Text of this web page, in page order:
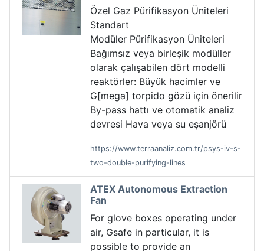
Özel Gaz Pürifikasyon Üniteleri
Standart
Modüler Pürifikasyon Üniteleri
Bağımsız veya birleşik modüller
olarak çalışabilen dört modelli
reaktörler: Büyük hacimler ve
G[mega] torpido gözü için önerilir
By-pass hattı ve otomatik analiz
devresi Hava veya su eşanjörü
https://www.terraanaliz.com.tr/psys-iv-s-
two-double-purifying-lines
ATEX Autonomous Extraction
Fan
For glove boxes operating under
air, Gsafe in particular, it is
possible to provide an